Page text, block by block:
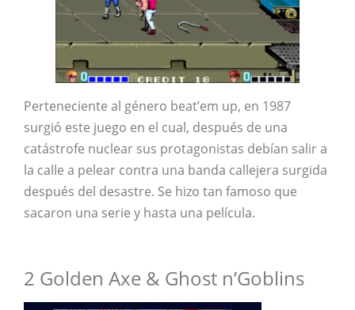
Perteneciente al género beat’em up, en 1987
surgió este juego en el cual, después de una
catástrofe nuclear sus protagonistas debían salir a
la calle a pelear contra una banda callejera surgida
después del desastre. Se hizo tan famoso que
sacaron una serie y hasta una película.
2 Golden Axe & Ghost n’Goblins